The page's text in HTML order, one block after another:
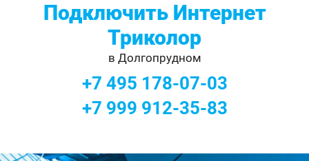
Подключить Интернет
Триколор
в Долгопрудном
+7 495 178-07-03
+7 999 912-35-83